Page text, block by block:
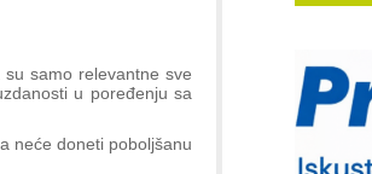
samo relevantne sve
u poređenju sa
neće doneti poboljšanu